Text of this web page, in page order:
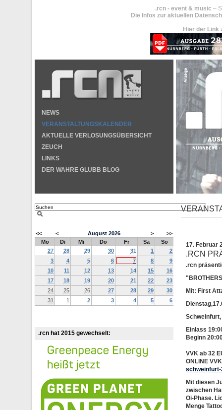
.rcn - event & music –
Die Infos zur aktuellen
Hier der Link
NEWS
VERANSTALTUNGSKALENDER
AKTUELLE VERLOSUNGSÜBERSICHT
ZEUCH
LINKS
DER WAHRE GLUBB BLOG
<< < August 2026 >
>>
Mo
Di Mi Do Fr Sa
So
27
28 29 30 31 1
2
3
4 5 6 7 8
9
10
11 12 13 14 15
16
17
18 19 20 21 22
23
24
25 26 27 28 29
30
31
1 2 3 4 5 6
.rcn hat 2015 gewechselt:
17. Februar
.RCN
.rcn
Mit: First
Schweinfurt,
Einlass
Beginn
VVK ab 32
ONLINE
schweinfurt-
Mit diesen
zwischen
Oi-Phase.
Menge